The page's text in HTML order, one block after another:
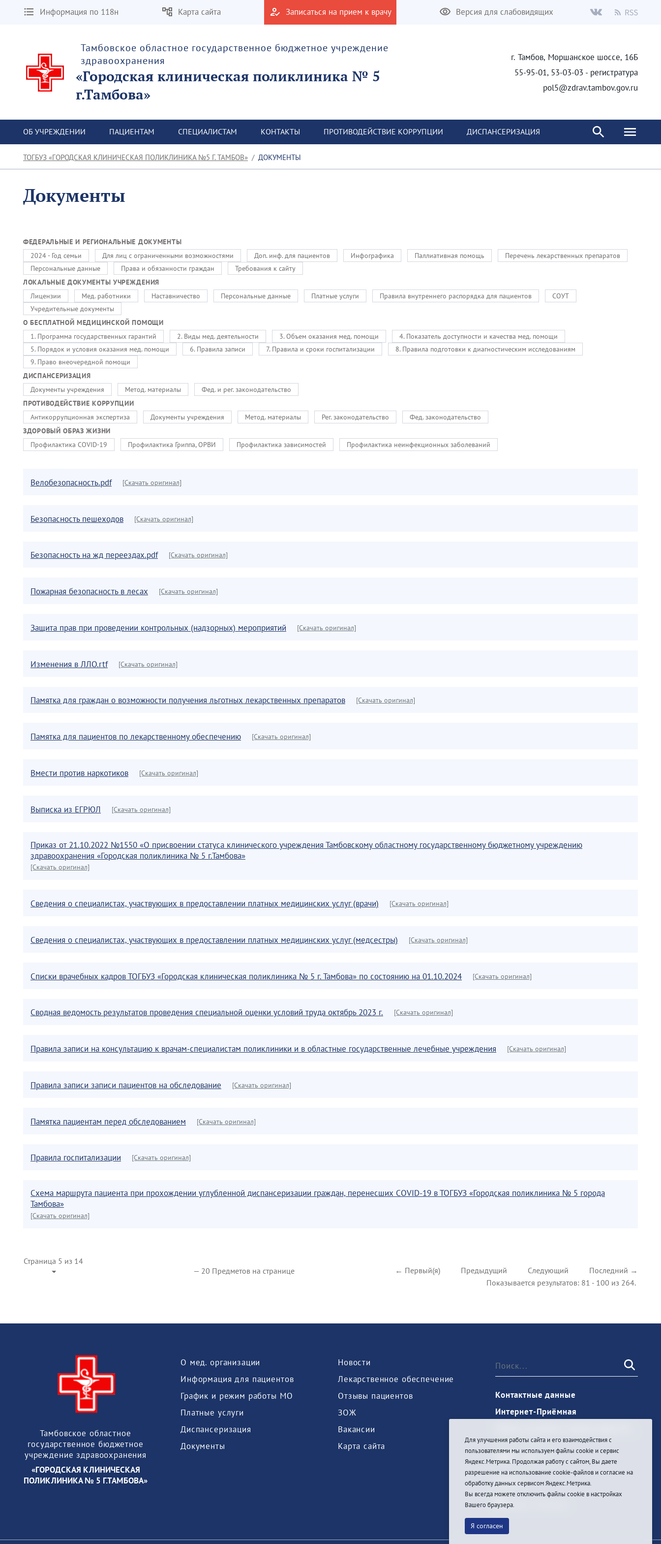
Информация по 118н Карта сайта Записаться на прием к врачу Версия для слабовидящих
Тамбовское областное государственное бюджетное учреждение
здравоохранения
«Городская клиническая поликлиника № 5
г.Тамбова»
г. Тамбов, Моршанское шоссе, 16Б
55-95-01, 53-03-03 - регистратура
pol5@zdrav.tambov.gov.ru
ОБ УЧРЕЖДЕНИИ ПАЦИЕНТАМ СПЕЦИАЛИСТАМ КОНТАКТЫ ПРОТИВОДЕЙСТВИЕ КОРРУПЦИИ ДИСПАНСЕРИЗАЦИЯ
ТОГБУЗ «ГОРОДСКАЯ КЛИНИЧЕСКАЯ ПОЛИКЛИНИКА №5 Г. ТАМБОВ» ДОКУМЕНТЫ
Документы
ФЕДЕРАЛЬНЫЕ И РЕГИОНАЛЬНЫЕ ДОКУМЕНТЫ
2024 - Год семьи
Для лиц с ограниченными возможностями Доп. инф. для пациентов Инфографика Паллиативная помощь
Перечень лекарственных препаратов
Персональные данные
Права и обязанности граждан
Требования к сайту
ЛОКАЛЬНЫЕ ДОКУМЕНТЫ УЧРЕЖДЕНИЯ
Лицензии
Мед. работники Наставничество Персональные данные Платные услуги Правила внутреннего распорядка для пациентов
СОУТ
Учредительные документы
О БЕСПЛАТНОЙ МЕДИЦИНСКОЙ ПОМОЩИ
1. Программа государственных гарантий
2. Виды мед. деятельности 3. Объем оказания мед. помощи
4. Показатель доступности и качества мед. помощи
5. Порядок и условия оказания мед. помощи
6. Правила записи 7. Правила и сроки госпитализации
8. Правила подготовки к диагностическим исследованиям
9. Право внеочередной помощи
ДИСПАНСЕРИЗАЦИЯ
Документы учреждения
Метод. материалы
Фед. и рег. законодательство
ПРОТИВОДЕЙСТВИЕ КОРРУПЦИИ
Антикоррупционная экспертиза
Документы учреждения Метод. материалы Рег. законодательство
Фед. законодательство
ЗДОРОВЫЙ ОБРАЗ ЖИЗНИ
Профилактика COVID-19
Профилактика Гриппа, ОРВИ Профилактика зависимостей Профилактика неинфекционных заболеваний
Велобезопасность.pdf [Скачать оригинал]
Безопасность пешеходов [Скачать оригинал]
Безопасность на жд переездах.pdf [Скачать оригинал]
Пожарная безопасность в лесах [Скачать оригинал]
Защита прав при проведении контрольных (надзорных) мероприятий [Скачать оригинал]
Изменения в ЛЛО.rtf [Скачать оригинал]
Памятка для граждан о возможности получения льготных лекарственных препаратов [Скачать оригинал]
Памятка для пациентов по лекарственному обеспечению [Скачать оригинал]
Вмести против наркотиков [Скачать оригинал]
Выписка из ЕГРЮЛ [Скачать оригинал]
Приказ от 21.10.2022 №1550 «О присвоении статуса клинического учреждения Тамбовскому областному государственному бюджетному учреждению
здравоохранения «Городская поликлиника № 5 г.Тамбова»
[Скачать оригинал]
Сведения о специалистах, участвующих в предоставлении платных медицинских услуг (врачи) [Скачать оригинал]
Сведения о специалистах, участвующих в предоставлении платных медицинских услуг (медсестры) [Скачать оригинал]
Списки врачебных кадров ТОГБУЗ «Городская клиническая поликлиника № 5 г. Тамбова» по состоянию на 01.10.2024 [Скачать оригинал]
Сводная ведомость результатов проведения специальной оценки условий труда октябрь 2023 г. [Скачать оригинал]
Правила записи на консультацию к врачам-специалистам поликлиники и в областные государственные лечебные учреждения [Скачать оригинал]
Правила записи записи пациентов на обследование [Скачать оригинал]
Памятка пациентам перед обследованием [Скачать оригинал]
Правила госпитализации [Скачать оригинал]
Схема маршрута пациента при прохождении углубленной диспансеризации граждан, перенесших COVID-19 в ТОГБУЗ «Городская поликлиника № 5 города
Тамбова»
[Скачать оригинал]
Страница 5 из 14
— 20 Предметов на странице
Показывается результатов: 81 - 100 из 264.
← Первый(я) Предыдущий Следующий Последний →
Тамбовское областное
государственное бюджетное
учреждение здравоохранения
«ГОРОДСКАЯ КЛИНИЧЕСКАЯ
ПОЛИКЛИНИКА № 5 Г.ТАМБОВА»
О мед. организации
Информация для пациентов
График и режим работы МО
Платные услуги
Диспансеризация
Документы
Новости
Лекарственное обеспечение
Отзывы пациентов
ЗОЖ
Вакансии
Карта сайта
Контактные данные
Интернет-Приёмная
Войти
Для улучшения работы сайта и его взаимодействия с
пользователями мы используем файлы cookie и сервис
Яндекс.Метрика. Продолжая работу с сайтом, Вы даете
разрешение на использование cookie-файлов и согласие на
обработку данных сервисом Яндекс.Метрика.
Вы всегда можете отключить файлы cookie в настройках
Вашего браузера.
Я согласен